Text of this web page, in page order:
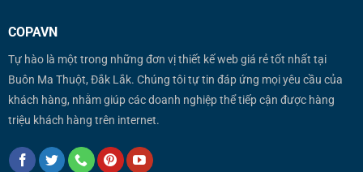
COPAVN
Tự hào là một trong những đơn vị thiết kế web giá rẻ tốt nhất tại
Buôn Ma Thuột, Đắk Lắk. Chúng tôi tự tin đáp ứng mọi yêu cầu của
khách hàng, nhằm giúp các doanh nghiệp thể tiếp cận được hàng
triệu khách hàng trên internet.